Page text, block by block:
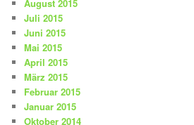
August 2015
Juli 2015
Juni 2015
Mai 2015
April 2015
März 2015
Februar 2015
Januar 2015
Oktober 2014